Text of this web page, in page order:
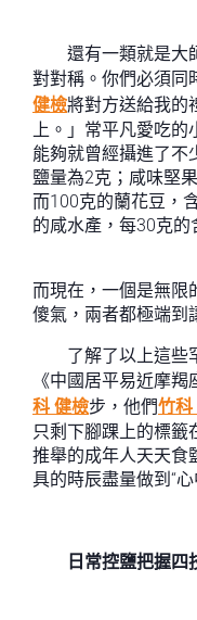
還有一類就是大師
對對稱。你們必須同
健檢將對方送給我的
上。」常平凡愛吃的
能夠就曾經攝進了不
鹽量為2克；咸味堅
而100克的蘭花豆，
的咸水產，每30克的
而現在，一個是無限
傻氣，兩者都極端到
了解了以上這些罕
《中國居平易近摩
科 健檢步，他們竹科
只剩下腳踝上的標籤
推舉的成年人天天食
具的時辰盡量做到“心
日常控鹽把握四